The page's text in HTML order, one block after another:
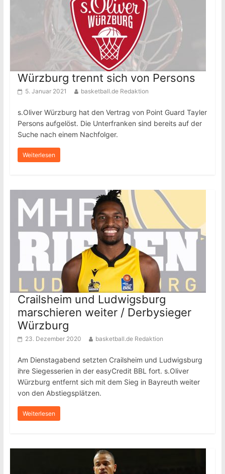
Würzburg trennt sich von Persons
5. Januar 2021 basketball.de Redaktion
s.Oliver Würzburg hat den Vertrag von Point Guard Tayler
Persons aufgelöst. Die Unterfranken sind bereits auf der
Suche nach einem Nachfolger.
Weiterlesen
Crailsheim und Ludwigsburg
marschieren weiter / Derbysieger
Würzburg
23. Dezember 2020 basketball.de Redaktion
Am Dienstagabend setzten Crailsheim und Ludwigsburg
ihre Siegesserien in der easyCredit BBL fort. s.Oliver
Würzburg entfernt sich mit dem Sieg in Bayreuth weiter
von den Abstiegsplätzen.
Weiterlesen